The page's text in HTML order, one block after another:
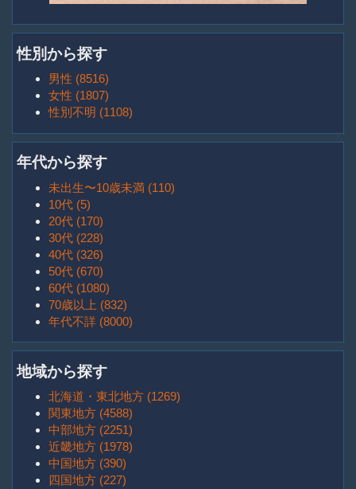
性別から探す
男性 (8516)
女性 (1807)
性別不明 (1108)
年代から探す
未出生〜10歳未満 (110)
10代 (5)
20代 (170)
30代 (228)
40代 (326)
50代 (670)
60代 (1080)
70歳以上 (832)
年代不詳 (8000)
地域から探す
北海道・東北地方 (1269)
関東地方 (4588)
中部地方 (2251)
近畿地方 (1978)
中国地方 (390)
四国地方 (227)